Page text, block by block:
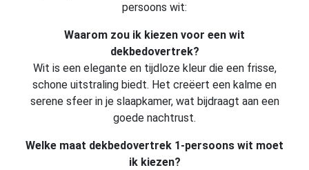
persoons wit:
Waarom zou ik kiezen voor een wit
dekbedovertrek?
Wit is een elegante en tijdloze kleur die een frisse,
schone uitstraling biedt. Het creëert een kalme en
serene sfeer in je slaapkamer, wat bijdraagt aan een
goede nachtrust.
Welke maat dekbedovertrek 1-persoons wit moet
ik kiezen?